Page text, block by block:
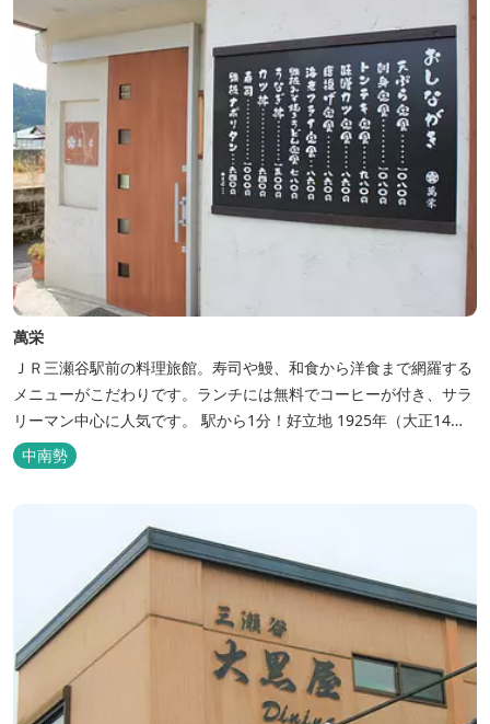
萬栄
ＪＲ三瀬谷駅前の料理旅館。寿司や鰻、和食から洋食まで網羅する
メニューがこだわりです。ランチには無料でコーヒーが付き、サラ
リーマン中心に人気です。 駅から1分！好立地 1925年（大正14
年）に開業した歴史ある旅館。JR三瀬谷駅から徒歩一分と好立地の
場所にあり、大変便利です。 部屋数は11室、大広間が2部屋。少人
中南勢